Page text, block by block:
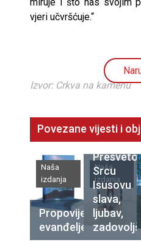
vjeri učvršćuje.“
Izvor: Crkva na kamenu
Povezane vijesti i
Naša
izdanja
Propovijedajte
evanđelje
Naša
izdanja
Srcu
Isusovu
slava,
ljubav,